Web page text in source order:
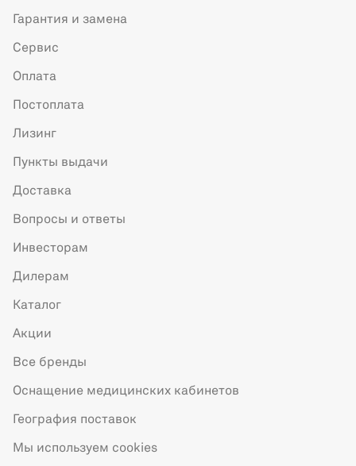
Гарантия и замена
Сервис
Оплата
Постоплата
Лизинг
Пункты выдачи
Доставка
Вопросы и ответы
Инвесторам
Дилерам
Каталог
Акции
Все бренды
Оснащение медицинских кабинетов
География поставок
Мы используем cookies